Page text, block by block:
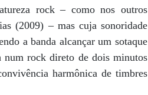
rock – como nos outros
(2009) – mas cuja sonoridade
a banda alcançar um sotaque
rock direto de dois minutos
harmônica de timbres